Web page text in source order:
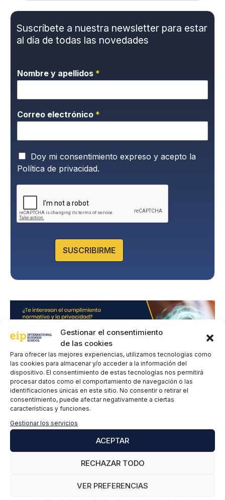
Gestionar el consentimiento
de las cookies
Para ofrecer las mejores experiencias, utilizamos tecnologías como
las cookies para almacenar y/o acceder a la información del
dispositivo. El consentimiento de estas tecnologías nos permitirá
procesar datos como el comportamiento de navegación o las
identificaciones únicas en este sitio. No consentir o retirar el
consentimiento, puede afectar negativamente a ciertas
características y funciones.
Gestionar los servicios
ACEPTAR
RECHAZAR TODO
VER PREFERENCIAS
Suscríbete a nuestra newsletter para estar
al día de todas las novedades
Nombre y apellidos *
Correo electrónico *
P
o
l
í
c
a
a
*
Doy mi consentimiento expreso y acepto la
Política de privacidad.
SUSCRIBIRME
Deja un comentario